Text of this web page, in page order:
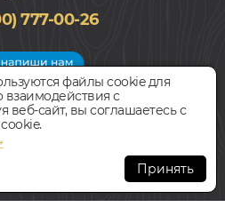
3,5мм
Водостойкий
1 734руб.
КУПИТЬ
МОДЕРАТО ECO 14-11
В НАЛИЧИИ
777-00-26
работы салона
09:00 до 21:00
127018, г. Москва,
д.1, строение 9
файлы cookie для
взаимодействия с
веб-сайт, вы соглашаетесь с
Принять